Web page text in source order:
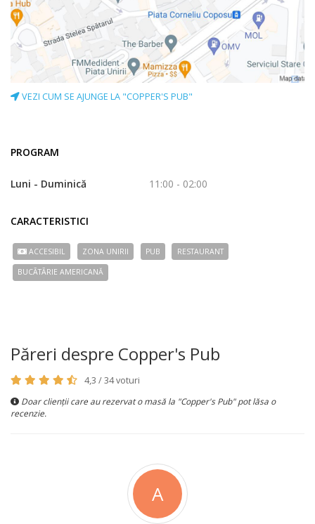
VEZI CUM SE AJUNGE LA "COPPER'S PUB"
PROGRAM
Luni - Duminică 11:00 - 02:00
CARACTERISTICI
ACCESIBIL ZONA UNIRII PUB RESTAURANT
BUCÃTÃRIE AMERICANĂ
Păreri despre Copper's Pub
4,3 / 34 voturi
Doar clienții care au rezervat o masă la "Copper's Pub" pot lăsa o
recenzie.
A